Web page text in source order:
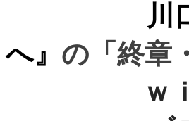
川
へ』 の「終章
ｗｉｋ